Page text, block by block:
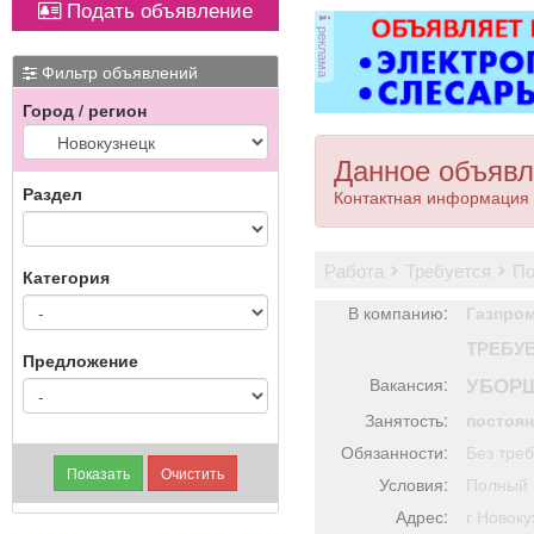
ковер»).
Подать объявление
Фильтр объявлений
Город / регион
Раздел
Категория
Предложение
реклама
Данное
Контактная информация
работа требуется
В компанию:
Вакансия:
Занятость:
Обязанности:
Без
Условия:
Полный
Адрес:
г